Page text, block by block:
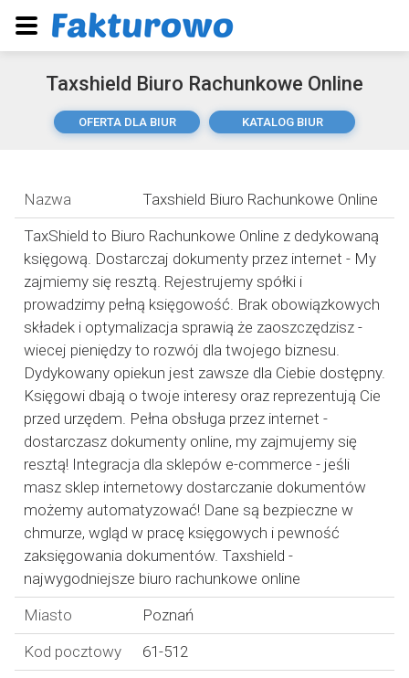
Taxshield Biuro Rachunkowe Online
OFERTA DLA BIUR KATALOG BIUR
Nazwa
Taxshield Biuro Rachunkowe Online
TaxShield to Biuro Rachunkowe Online z dedykowaną
księgową. Dostarczaj dokumenty przez internet - My
zajmiemy się resztą. Rejestrujemy spółki i
prowadzimy pełną księgowość. Brak obowiązkowych
składek i optymalizacja sprawią że zaoszczędzisz -
wiecej pieniędzy to rozwój dla twojego biznesu.
Dydykowany opiekun jest zawsze dla Ciebie dostępny.
Księgowi dbają o twoje interesy oraz reprezentują Cie
przed urzędem. Pełna obsługa przez internet -
dostarczasz dokumenty online, my zajmujemy się
resztą! Integracja dla sklepów e-commerce - jeśli
masz sklep internetowy dostarczanie dokumentów
możemy automatyzować! Dane są bezpieczne w
chmurze, wgląd w pracę księgowych i pewność
zaksięgowania dokumentów. Taxshield -
najwygodniejsze biuro rachunkowe online
Miasto
Poznań
Kod pocztowy
61-512